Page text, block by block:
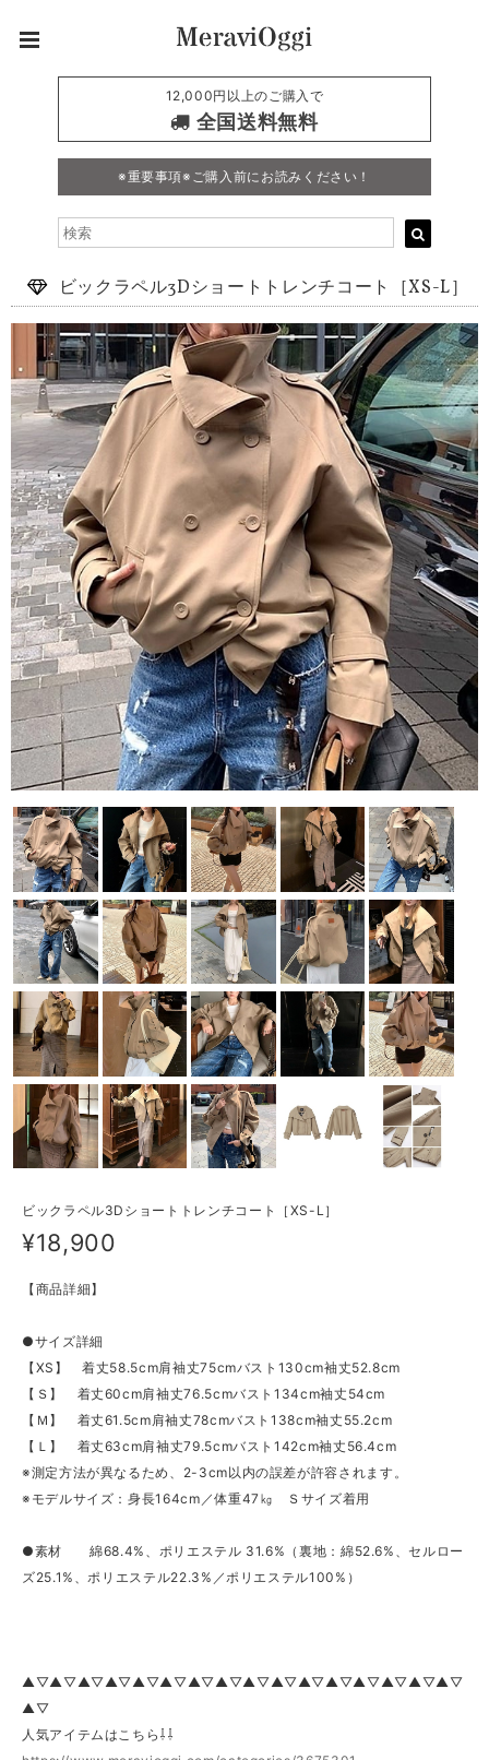
12,000円以上のご購入で
全国送料無料
※重要事項※ご購入前にお読みください！
ビックラペル3Dショートトレンチコート［XS-L］
ビックラペル3Dショートトレンチコート［XS-L］
¥18,900
【商品詳細】
●サイズ詳細
【XS】 着丈58.5cm肩袖丈75cmバスト130cm袖丈52.8cm
【Ｓ】 着丈60cm肩袖丈76.5cmバスト134cm袖丈54cm
【Ｍ】 着丈61.5cm肩袖丈78cmバスト138cm袖丈55.2cm
【Ｌ】 着丈63cm肩袖丈79.5cmバスト142cm袖丈56.4cm
※測定方法が異なるため、2-3cm以内の誤差が許容されます。
※モデルサイズ：身長164cm／体重47㎏ Ｓサイズ着用
●素材 綿68.4%、ポリエステル 31.6%（裏地：綿52.6%、セルロー
ズ25.1%、ポリエステル22.3%／ポリエステル100%）
▲▽▲▽▲▽▲▽▲▽▲▽▲▽▲▽▲▽▲▽▲▽▲▽▲▽▲▽▲▽▲▽
▲▽
人気アイテムはこちら⇩⇩